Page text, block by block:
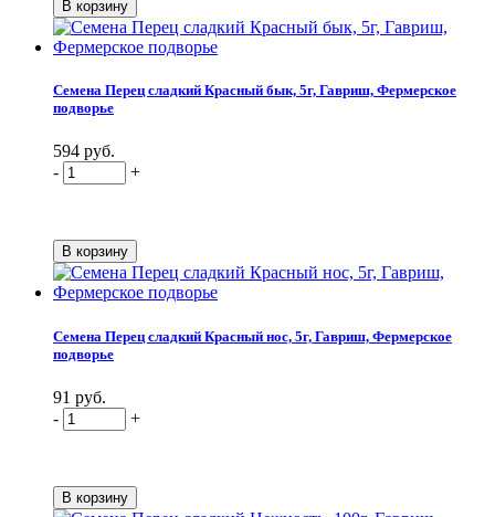
Семена Перец сладкий Красный бык, 5г, Гавриш, Фермерское
подворье
594 руб.
-
+
Семена Перец сладкий Красный нос, 5г, Гавриш, Фермерское
подворье
91 руб.
-
+